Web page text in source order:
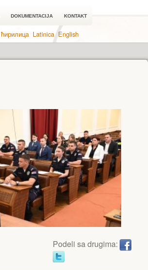
DOKUMENTACIJA KONTAKT
ћирилица Latinica English
Podeli sa drugima: